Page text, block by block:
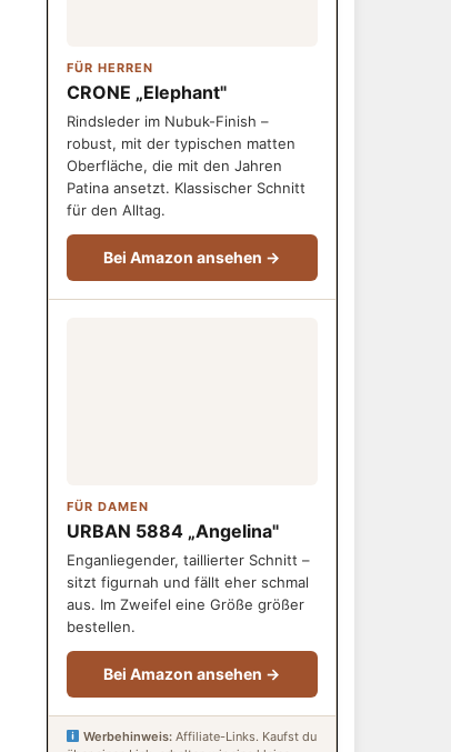
FÜR HERREN
CRONE „Elephant"
Rindsleder im Nubuk-Finish –
robust, mit der typischen matten
Oberfläche, die mit den Jahren
Patina ansetzt. Klassischer Schnitt
für den Alltag.
Bei Amazon ansehen →
FÜR DAMEN
URBAN 5884 „Angelina"
Enganliegender, taillierter Schnitt –
sitzt figurnah und fällt eher schmal
aus. Im Zweifel eine Größe größer
bestellen.
Bei Amazon ansehen →
Werbehinweis: Affiliate-Links. Kaufst du